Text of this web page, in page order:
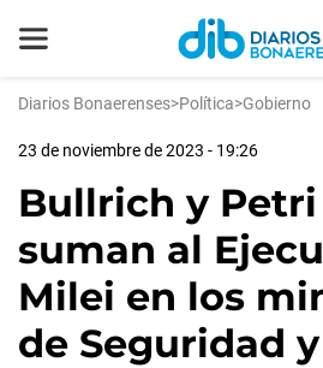
Diarios Bonaerenses>Política>Gobierno
23 de noviembre de 2023 - 19:26
Bullrich y Petri
suman al
Milei en los
de Seguridad